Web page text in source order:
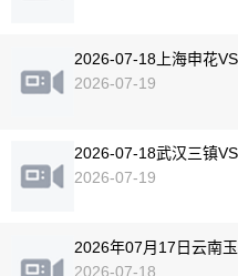
2026-07-18上海申花
2026-07-19
2026-07-18武汉三镇
2026-07-19
2026年07月17日云南
2026-07-18